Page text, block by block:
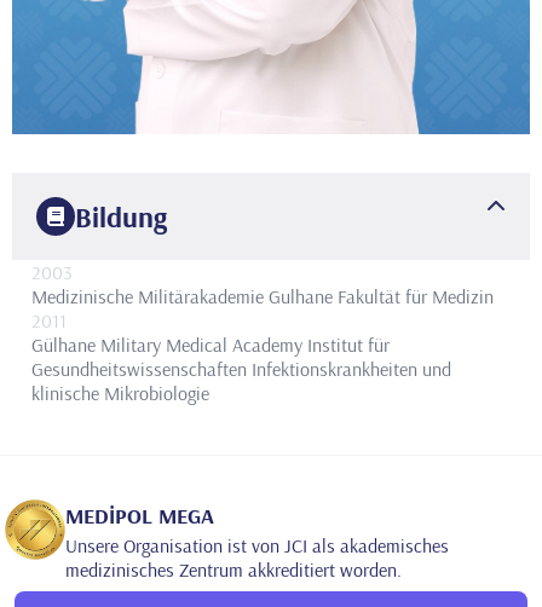
Bildung
2003
Medizinische Militärakademie Gulhane Fakultät für Medizin
2011
Gülhane Military Medical Academy Institut für
Gesundheitswissenschaften Infektionskrankheiten und
klinische Mikrobiologie
MEDİPOL MEGA
Unsere Organisation ist von JCI als akademisches
medizinisches Zentrum akkreditiert worden.